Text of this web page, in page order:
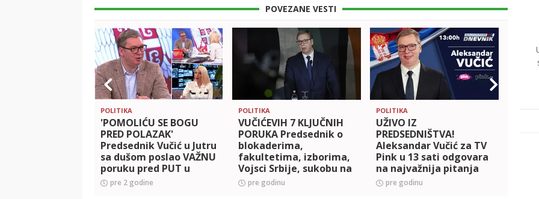
POVEZANE VESTI
POLITIKA
'POMOLIĆU SE BOGU
PRED POLAZAK'
Predsednik Vučić u Jutru
sa dušom poslao VAŽNU
poruku pred PUT u
Njujork: Znam kolika je
sila koja nam PRETI, ali
pre 2 godine
POLITIKA
VUČIĆEVIH 7 KLJUČNIH
PORUKA Predsednik o
blokaderima,
fakultetima, izborima,
Vojsci Srbije, sukobu na
Bliskom istoku i u
Ukrajini
pre godinu
POLITIKA
UŽIVO IZ
PREDSEDNIŠTVA!
Aleksandar Vučić za TV
Pink u 13 sati odgovara
na najvažnija pitanja
pre godinu